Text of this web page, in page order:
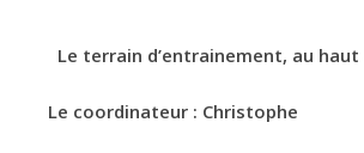
Le terrain d’entrainement, au
Le coordinateur : Christophe